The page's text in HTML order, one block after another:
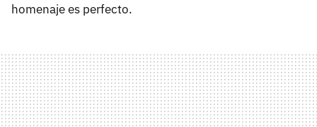
homenaje es perfecto.